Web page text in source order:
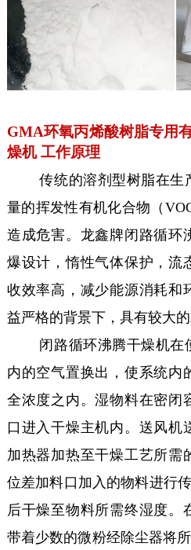
GMA环氧丙烯酸树脂专用
燥机 工作原理
传统的溶剂型树脂在生
量的挥发性有机化合物（
造成危害。龙鑫牌闭路循环
爆设计，惰性气体保护，流
收效率高，减少能源消耗和
益严格的背景下，具有较大的
闭路循环沸腾干燥机在
内的空气置换出，使系统内
全浓度之内。湿物料在密闭
口进入干燥主机内。送风机
加热器加热至干燥工艺所需
位差加料口加入的物料进行
后干燥至物料所需终湿度。
带着少数的微粉经除尘器将